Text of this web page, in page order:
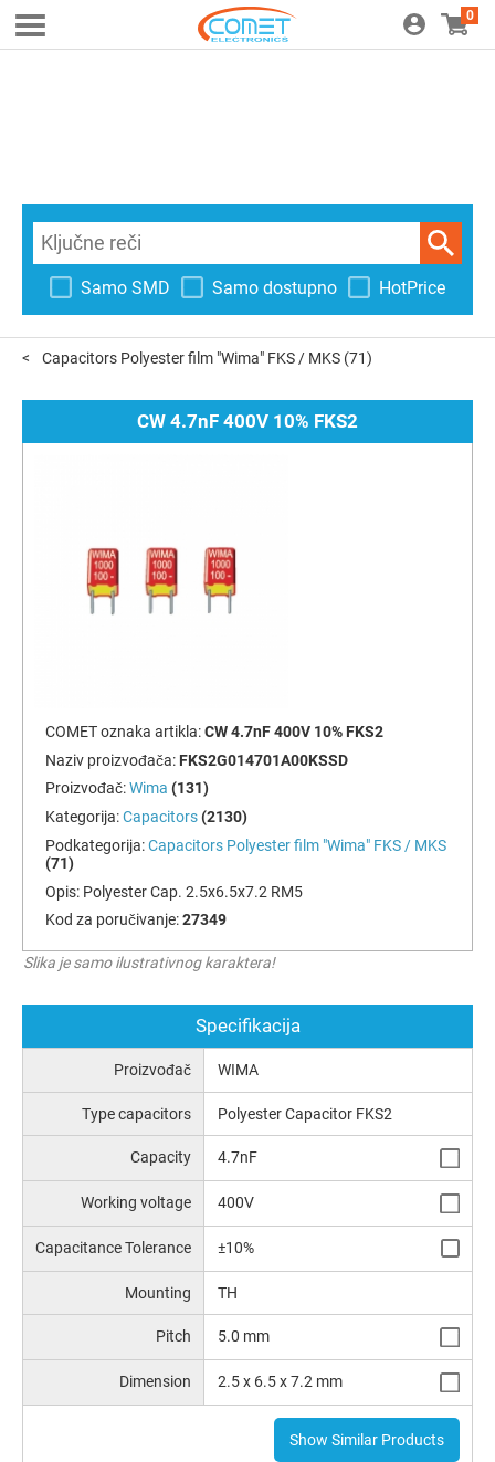
0
Samo SMD Samo dostupno HotPrice
Capacitors Polyester film "Wima" FKS / MKS (71)
CW 4.7nF 400V 10% FKS2
COMET oznaka artikla:CW 4.7nF 400V 10% FKS2
Naziv proizvođača: FKS2G014701A00KSSD
Proizvođač:Wima (131)
Kategorija:Capacitors (2130)
Podkategorija:Capacitors Polyester film "Wima" FKS / MKS
(71)
Opis: Polyester Cap. 2.5x6.5x7.2 RM5
Kod za poručivanje:27349
Slika je samo ilustrativnog karaktera!
Specifikacija
Proizvođač WIMA
Type capacitors Polyester Capacitor FKS2
Capacity 4.7nF
Working voltage 400V
Capacitance Tolerance ±10%
Mounting TH
Pitch 5.0 mm
Dimension 2.5 x 6.5 x 7.2 mm
Show Similar Products